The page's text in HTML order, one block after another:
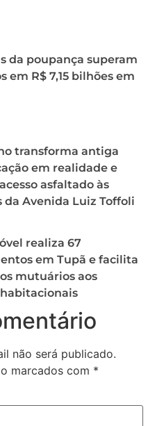
da poupança superam
em R$ 7,15 bilhões em
transforma antiga
em realidade e
asfaltado às
da Avenida Luiz Toffoli
realiza 67
em Tupã e facilita
mutuários aos
não será publicado.
marcados com *